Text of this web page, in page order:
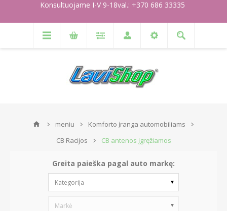
Konsultuojame I-V 9-18val.: +370 686 33335
meniu
Komforto įranga automobiliams
CB Racijos
CB antenos įgręžiamos
Greita paieška pagal auto markę:
Kategorija
Markė